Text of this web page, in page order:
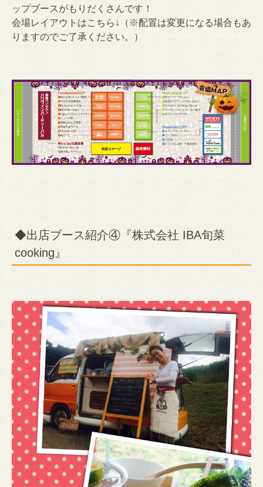
ップブースがもりだくさんです！
会場レイアウトはこちら↓（※配置は変更になる場合もあ
りますのでご了承ください。）
◆出店ブース紹介④『株式会社 IBA旬菜
cooking』